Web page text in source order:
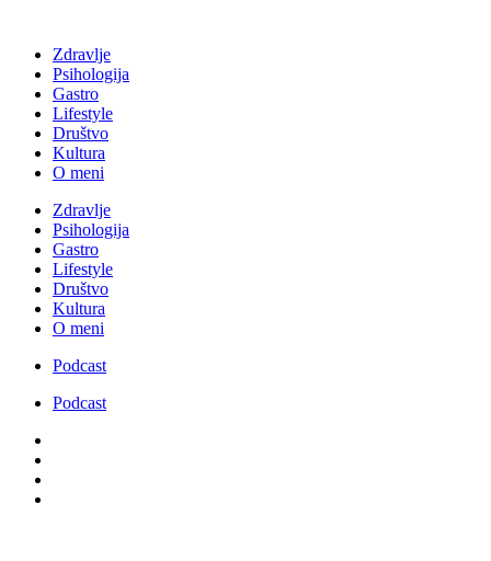
Zdravlje
Psihologija
Gastro
Lifestyle
Društvo
Kultura
O meni
Zdravlje
Psihologija
Gastro
Lifestyle
Društvo
Kultura
O meni
Podcast
Podcast